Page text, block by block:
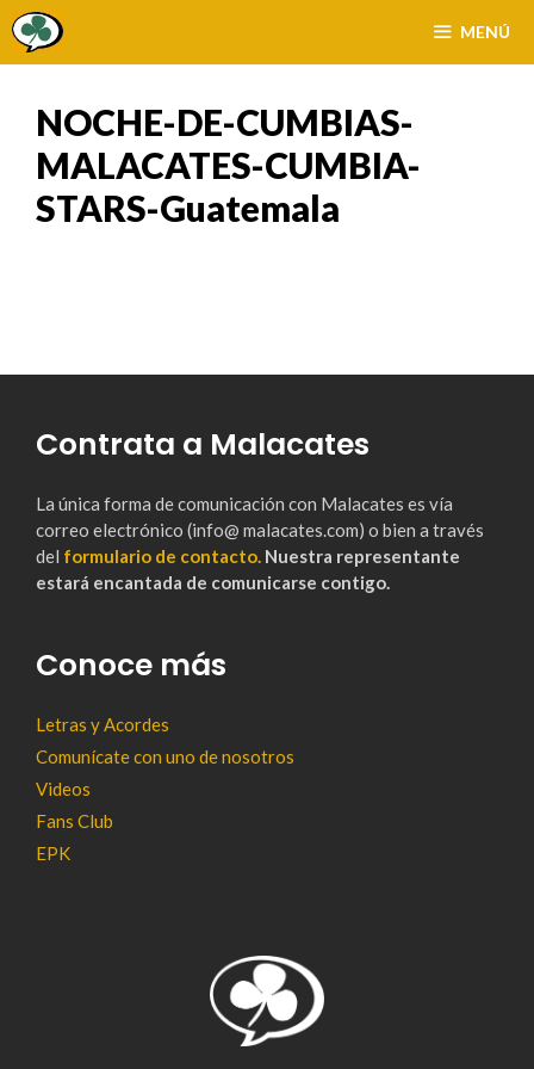
Saltar
MENÚ
NOCHE-DE-CUMBIAS-
MALACATES-CUMBIA-
STARS-Guatemala
Contrata a Malacates
La única forma de comunicación con Malacates es vía
correo electrónico (info@ malacates.com) o bien a través
del formulario de contacto. Nuestra representante
estará encantada de comunicarse contigo.
Conoce más
Letras y Acordes
Comunícate con uno de nosotros
Videos
Fans Club
EPK